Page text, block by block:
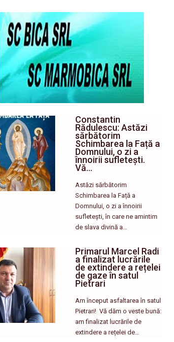
Constantin
Rădulescu: Astăzi
sărbătorim
Schimbarea la Față a
Domnului, o zi a
înnoirii sufletești.
Vă…
Astăzi sărbătorim
Schimbarea la Față a
Domnului, o zi a înnoirii
sufletești, în care ne amintim
de slava divină a…
Primarul Marcel Radi
a finalizat lucrările
de extindere a rețelei
de gaze în satul
Pietrari
Am început asfaltarea în satul
Pietrari! ​ Vă dăm o veste bună:
am finalizat lucrările de
extindere a rețelei de…